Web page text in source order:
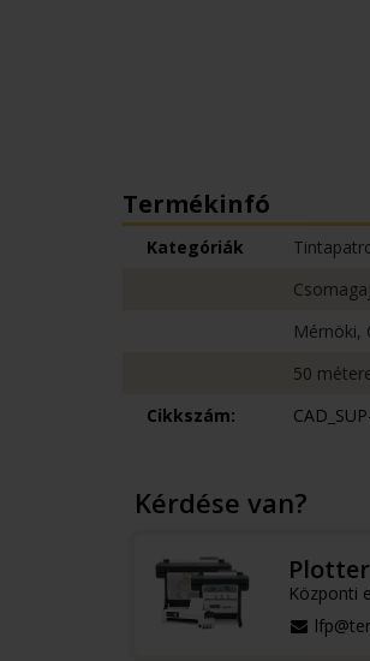
Termékinfó
Kategóriák
Mérnöki,
50
Cikkszám:
Kérdése van?
Központi